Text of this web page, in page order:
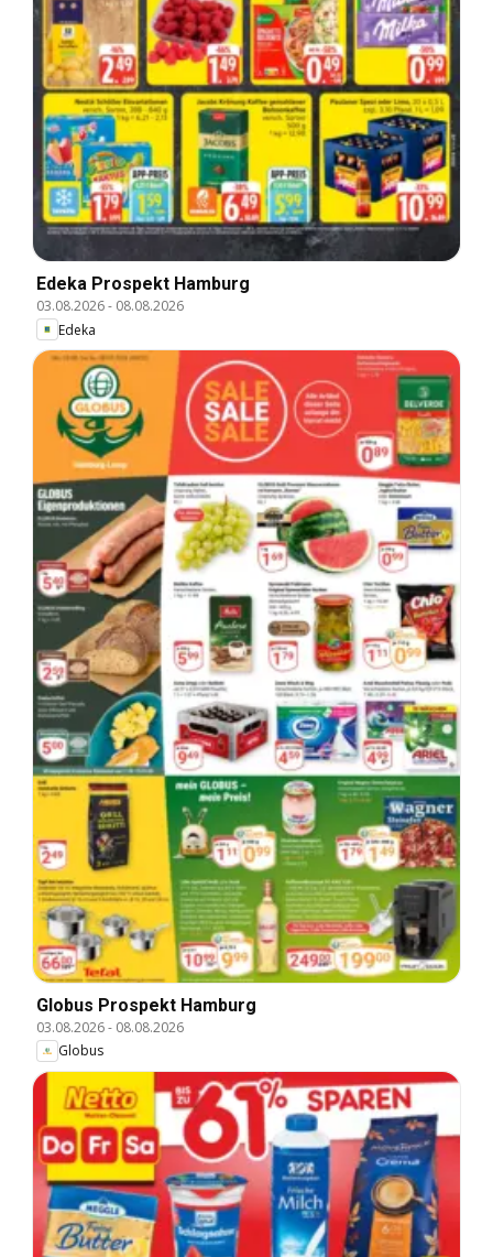
Edeka Prospekt Hamburg
03.08.2026- 08.08.2026
Edeka
Globus Prospekt Hamburg
03.08.2026- 08.08.2026
Globus